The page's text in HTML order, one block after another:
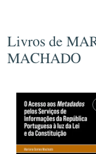
Livros de
MACHADO